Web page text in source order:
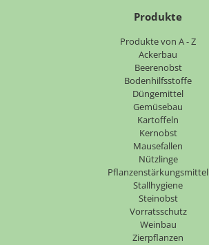
Produkte
Produkte von A - Z
Ackerbau
Beerenobst
Bodenhilfsstoffe
Düngemittel
Gemüsebau
Kartoffeln
Kernobst
Mausefallen
Nützlinge
Pflanzenstärkungsmittel
Stallhygiene
Steinobst
Vorratsschutz
Weinbau
Zierpflanzen